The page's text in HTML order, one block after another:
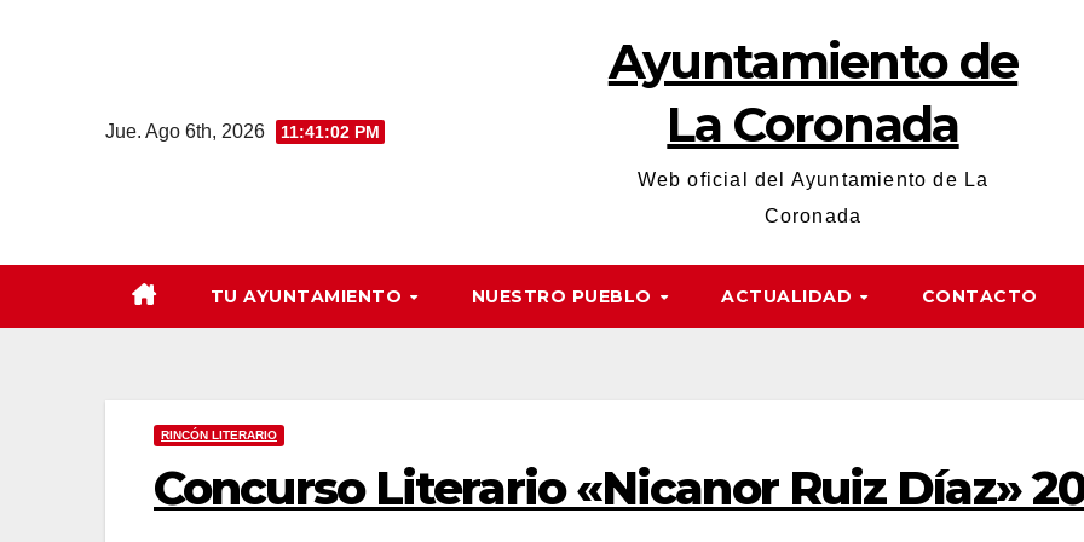
Jue. Ago 6th, 2026 11:41:03 PM
Ayuntamiento de
La Coronada
Web oficial del Ayuntamiento de La
Coronada
TU AYUNTAMIENTO NUESTRO PUEBLO ACTUALIDAD CONTACTO
RINCÓN LITERARIO
Concurso Literario «Nicanor Ruiz Díaz»